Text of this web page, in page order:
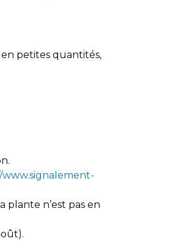
en petites quantités,
www.signalement-
plante n’est pas en